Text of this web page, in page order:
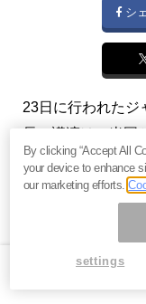
シ
23日に行われたジ
長の講演は、米国
示唆し、株式市場
より、ダウは4万
と影の両面に注目
フトランディング
スクが高まってい
By clicking “Accept All
your device to enhance
our marketing efforts.
settings